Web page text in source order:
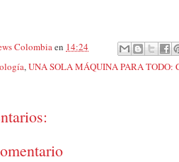
Colombiaen 14:24
,UNA SOLA MÁQUINA PARA TODO: